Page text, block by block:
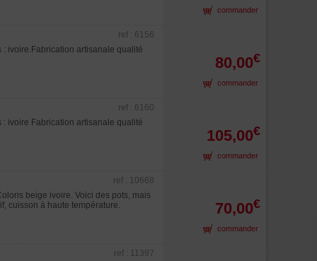
commander
ref : 6156
ivoire.Fabrication artisanale qualité
80,00€
commander
ref : 6160
ivoire Fabrication artisanale qualité
105,00€
commander
ref : 10668
beige ivoire. Voici des pots, mais
cuisson à haute température.
70,00€
commander
ref : 11397